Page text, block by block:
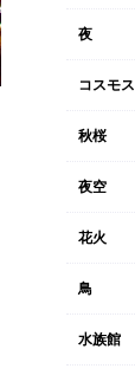
夜
コスモス
秋桜
夜空
花火
鳥
水族館